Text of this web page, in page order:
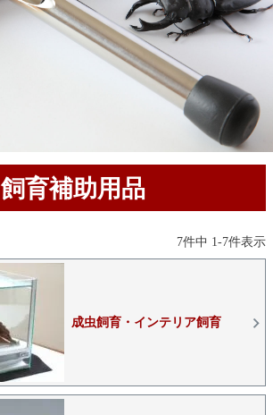
飼育補助用品
7件中 1-7件表示
成虫飼育・インテリア飼育